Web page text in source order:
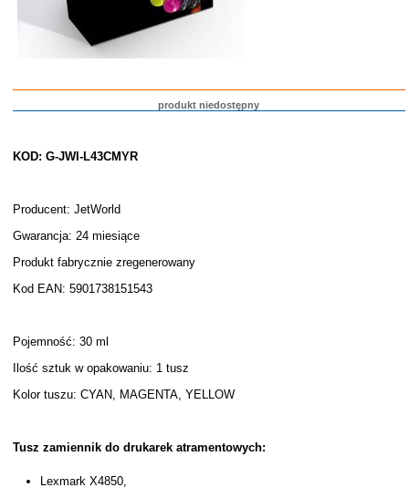
produkt niedostępny
KOD: G-JWI-L43CMYR
Producent: JetWorld
Gwarancja: 24 miesiące
Produkt fabrycznie zregenerowany
Kod EAN: 5901738151543
Pojemność: 30 ml
Ilość sztuk w opakowaniu: 1 tusz
Kolor tuszu: CYAN, MAGENTA, YELLOW
Tusz zamiennik do drukarek atramentowych:
Lexmark X4850,